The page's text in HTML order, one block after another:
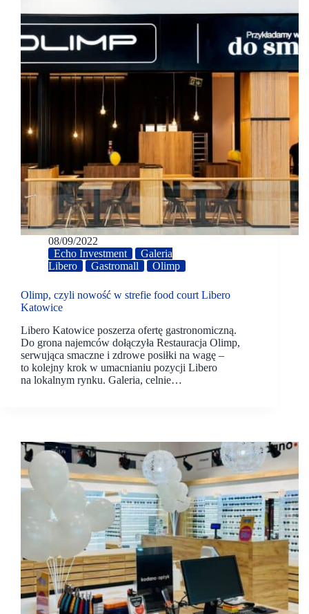
08/09/2022
Echo Investment
Galeria
Libero
Gastromall Olimp
Olimp, czyli nowość w strefie food court Libero
Katowice
Libero Katowice poszerza ofertę gastronomiczną.
Do grona najemców dołączyła Restauracja Olimp,
serwująca smaczne i zdrowe posiłki na wagę –
to kolejny krok w umacnianiu pozycji Libero
na lokalnym rynku. Galeria, celnie…